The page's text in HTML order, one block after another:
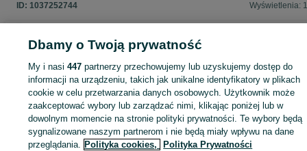
ID: 1037252744 Wyświetlenia:
Zaloguj się lub załóż konto na OLX, aby skontaktować się z
sprzedającym
Zaloguj się / Załóż konto
Dbamy o Twoją prywatność
My i nasi447 partnerzy przechowujemy lub uzyskujemy dostęp do
informacji na urządzeniu, takich jak unikalne identyfikatory w plikach
cookie w celu przetwarzania danych osobowych. Użytkownik może
zaakceptować wybory lub zarządzać nimi, klikając poniżej lub w
dowolnym momencie na stronie polityki prywatności. Te wybory będą
sygnalizowane naszym partnerom i nie będą miały wpływu na dane
przeglądania. Polityka cookies, Polityka Prywatności